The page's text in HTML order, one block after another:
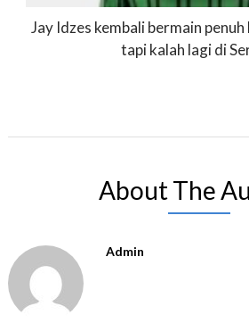
Jay Idzes kembali bermain
tapi kalah lagi di
About The
Admin